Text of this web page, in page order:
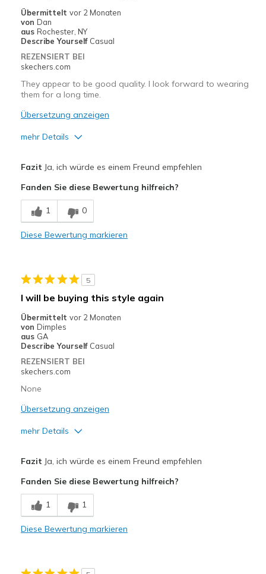
Travel
Width
Sizing
Übermittelt vor 2 Monaten
von Dan
aus Rochester, NY
Describe Yourself Casual
REZENSIERT BEI
skechers.com
They appear to be good quality. I look forward to wearing
them for a long time.
Übersetzung anzeigen
mehr Details
Comfortable
Durable
Wish that I did not have to tie them.
Geeignete Verwendung
Casual Wear
Width
Sizing
View On Shoes
Fazit Ja, ich würde es einem Freund empfehlen
Fanden Sie diese Bewertung hilfreich?
1 0
Diese Bewertung markieren
5
I will be buying this style again
Übermittelt vor 2 Monaten
von Dimples
aus GA
Describe Yourself Casual
REZENSIERT BEI
skechers.com
None
Übersetzung anzeigen
mehr Details
Breathe Well
Comfortable
Fazit Ja, ich würde es einem Freund empfehlen
Fanden Sie diese Bewertung hilfreich?
1 1
Diese Bewertung markieren